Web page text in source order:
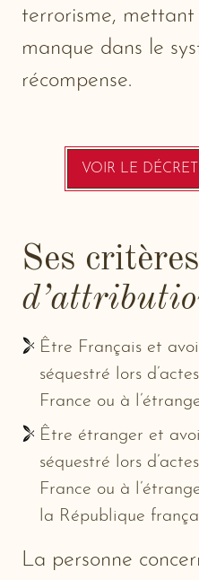
terrorisme, mettant
manque dans le
récompense.
VOIR LE
Ses critères
Être Français et
séquestré lors
France ou à
Être étranger et
séquestré lors
France ou à
la République
La personne